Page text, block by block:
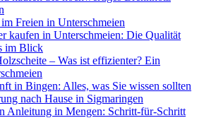
Freien in Unterschmeien
kaufen in Unterschmeien: Die Qualität
im Blick
– Was ist effizienter? Ein
in Bingen: Alles, was Sie wissen sollten
nach Hause in Sigmaringen
Anleitung in Mengen: Schritt-für-Schritt